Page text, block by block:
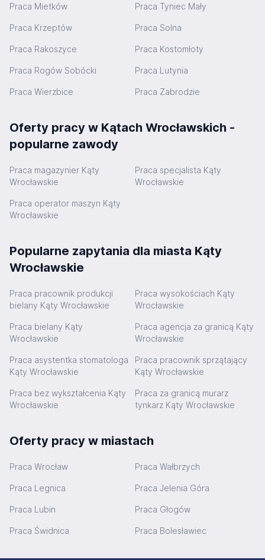
Praca Mietków Praca Tyniec Mały
Praca Krzeptów Praca Solna
Praca Rakoszyce Praca Kostomłoty
Praca Rogów Sobócki Praca Lutynia
Praca Wierzbice Praca Zabrodzie
Oferty pracy w Kątach Wrocławskich -
popularne zawody
Praca magazynier Kąty
Wrocławskie
Praca specjalista Kąty
Wrocławskie
Praca operator maszyn Kąty
Wrocławskie
Popularne zapytania dla miasta Kąty
Wrocławskie
Praca pracownik produkcji
bielany Kąty Wrocławskie
Praca wysokościach Kąty
Wrocławskie
Praca bielany Kąty
Wrocławskie
Praca agencja za granicą Kąty
Wrocławskie
Praca asystentka stomatologa
Kąty Wrocławskie
Praca pracownik sprzątający
Kąty Wrocławskie
Praca bez wykształcenia Kąty
Wrocławskie
Praca za granicą murarz
tynkarz Kąty Wrocławskie
Oferty pracy w miastach
Praca Wrocław Praca Wałbrzych
Praca Legnica Praca Jelenia Góra
Praca Lubin Praca Głogów
Praca Świdnica Praca Bolesławiec